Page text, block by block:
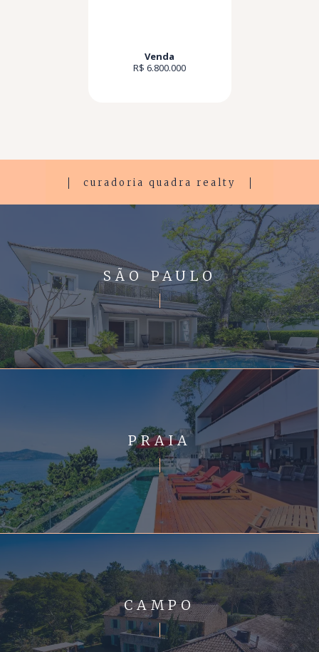
Venda
R$ 6.800.000
curadoria quadra realty
SÃO PAULO
PRAIA
CAMPO